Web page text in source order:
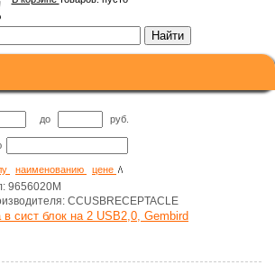
до руб.
наименованию цене
9656020M
CCUSBRECEPTACLE
в сист блок на 2 USB2,0, Gembird